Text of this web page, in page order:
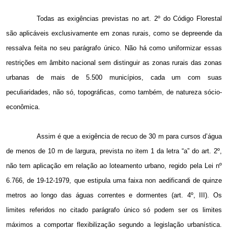
Todas as exigências previstas no art. 2º do Código Florestal
são aplicáveis exclusivamente em zonas rurais, como se depreende da
ressalva feita no seu parágrafo único. Não há como uniformizar essas
restrições em âmbito nacional sem distinguir as zonas rurais das zonas
urbanas de mais de 5.500 municípios, cada um com suas
peculiaridades, não só, topográficas, como também, de natureza sócio-
econômica.
Assim é que a exigência de recuo de30 m para cursos d’água
de menos de 10 m de largura, prevista no item 1 da letra “a” do art. 2º,
não tem aplicação em relação ao loteamento urbano, regido pela Lei nº
6.766, de 19-12-1979, que estipula uma faixa non aedificandi de quinze
metros ao longo das águas correntes e dormentes (art. 4º, III). Os
limites referidos no citado parágrafo único só podem ser os limites
máximos a comportar flexibilização segundo a legislação urbanística.